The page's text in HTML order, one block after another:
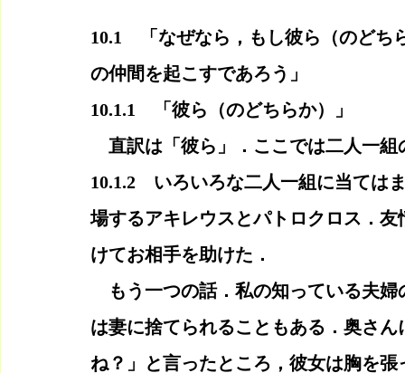
10.1　「なぜなら，もし彼ら（のど
の仲間を起こすであろう」
10.1.1　「彼ら（のどちらか）」
直訳は「彼ら」．ここでは二人一組
10.1.2　いろいろな二人一組に当ては
場するアキレウスとパトロクロス．
けてお相手を助けた．
もう一つの話．私の知っている夫婦
は妻に捨てられることもある．奥さ
ね？」と言ったところ，彼女は胸を